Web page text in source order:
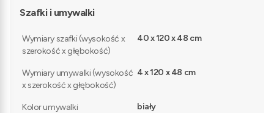
Szafki i umywalki
Wymiary szafki (wysokość x
szerokość x głębokość)
40 x 120 x 48 cm
Wymiary umywalki (wysokość
x szerokość x głębokość)
4 x 120 x 48 cm
Kolor umywalki biały